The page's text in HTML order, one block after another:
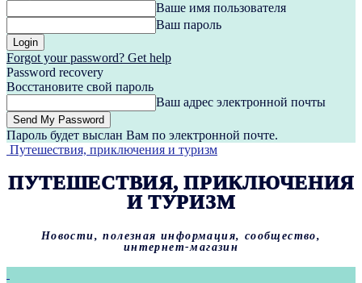
Ваше имя пользователя
Ваш пароль
Forgot your password? Get help
Password recovery
Восстановите свой пароль
Ваш адрес электронной почты
Пароль будет выслан Вам по электронной почте.
Путешествия, приключения и туризм
ПУТЕШЕСТВИЯ, ПРИКЛЮЧЕНИЯ
И ТУРИЗМ
Новости, полезная информация, сообщество,
интернет-магазин